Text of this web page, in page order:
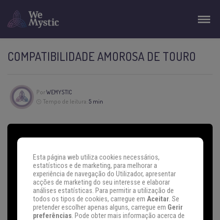
COMPATIBILIDADE AMOROSA DE TOURO
PorWEMYSTIC
Tempo de leitura: 5 min
Esta página web utiliza cookies necessários,
estatísticos e de marketing, para melhorar a
experiência de navegação do Utilizador, apresentar
acções de marketing do seu interesse e elaborar
análises estatísticas. Para permitir a utilização de
todos os tipos de cookies, carregue em Aceitar. Se
pretender escolher apenas alguns, carregue em Gerir
preferências. Pode obter mais informação acerca de